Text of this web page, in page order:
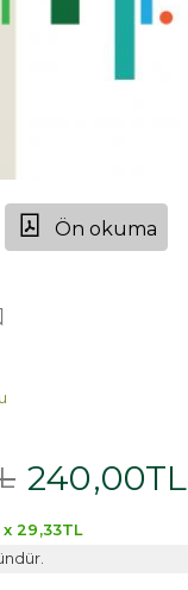
Ön okuma
240,00TL
x 29 ,33TL